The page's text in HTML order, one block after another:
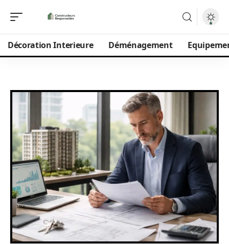
Décoration Interieure Déménagement